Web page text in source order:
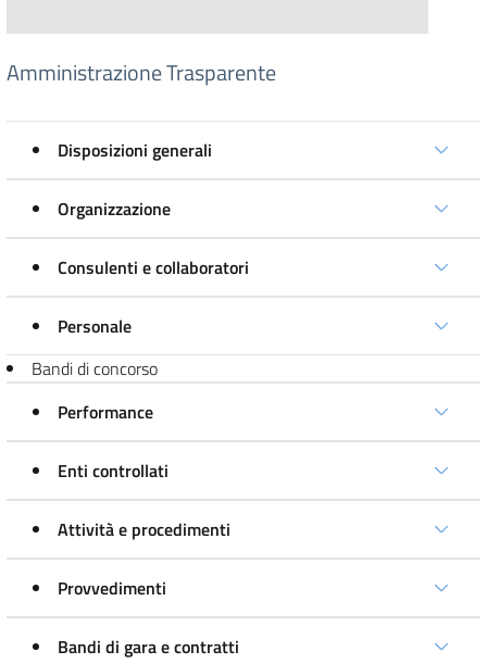
Amministrazione Trasparente
Disposizioni generali
Organizzazione
Consulenti e collaboratori
Personale
Bandi di concorso
Performance
Enti controllati
Attività e procedimenti
Provvedimenti
Bandi di gara e contratti